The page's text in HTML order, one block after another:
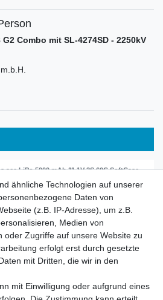
Combo mit SL-4274SD - 2250kV
ace LiPo 5000 mAh 11.1V 3S 60C SoftCase
49,99 € 47,99 € *
In den Warenkorb
ace G-Tech LiPo 4500 mAh 6S 22.2V 60C
HardCase
89,99 € *
ähnliche Technologien auf unserer
Daten von
(z.B. IP-Adresse), um z.B.
Medien von
oder Zugriffe auf unsere Website zu
erfolgt erst durch gesetzte
mit Dritten, die wir in den
mit Einwilligung oder aufgrund eines